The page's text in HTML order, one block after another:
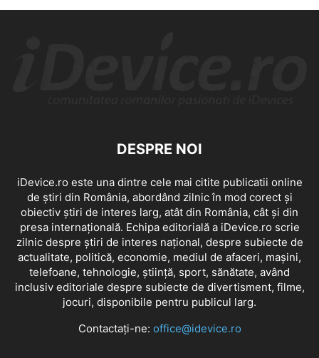
DESPRE NOI
iDevice.ro este una dintre cele mai citite publicatii online
de știri din România, abordând zilnic în mod corect și
obiectiv știri de interes larg, atât din România, cât și din
presa internațională. Echipa editorială a iDevice.ro scrie
zilnic despre știri de interes național, despre subiecte de
actualitate, politică, economie, mediul de afaceri, mașini,
telefoane, tehnologie, știință, sport, sănătate, având
inclusiv editoriale despre subiecte de divertisment, filme,
jocuri, disponibile pentru publicul larg.
Contactați-ne: office@idevice.ro